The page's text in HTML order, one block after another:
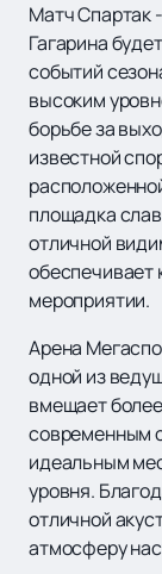
Матч Спартак
Гагарина
событий
высоким
борьбе за
известной
площадка
отличной
обеспечивает
мероприятии.
Арена
одной из
вмещает
современным
идеальным
уровня.
отличной
атмосферу